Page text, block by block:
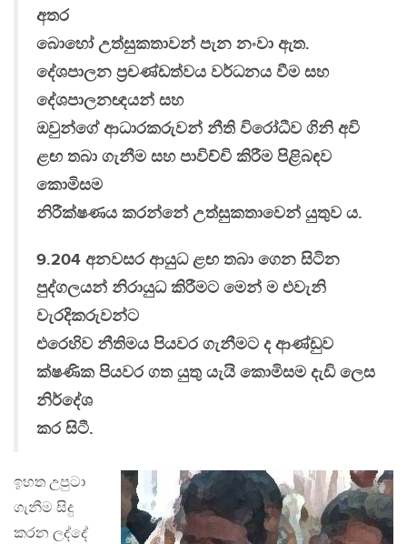
අතර
බොහෝ උත්සුකතාවන් පැන නංවා ඇත.
දේශපාලන ප්‍රචණ්ඩත්වය වර්ධනය වීම සහ
දේශපාලනඥයන් සහ
ඔවුන්ගේ ආධාරකරුවන් නීති විරෝධීව ගිනි අවි
ළඟ තබා ගැනීම සහ පාවිච්චි කිරීම පිළිබඳව
කොමිසම
නිරීක්ෂණය කරන්නේ උත්සුකතාවෙන් යුතුව ය.
9.204 අනවසර ආයුධ ළඟ තබා ගෙන සිටින
පුද්ගලයන් නිරායුධ කිරීමට මෙන් ම එවැනි
වැරදිකරුවන්ට
එරෙහිව නීතිමය පියවර ගැනීමට ද ආණ්ඩුව
ක්ෂණික පියවර ගත යුතු යැයි කොමිසම දැඩි ලෙස
නිර්දේශ
කර සිටී.
ඉහත උපුටා
ගැනීම සිදු
කරන ලද්දේ